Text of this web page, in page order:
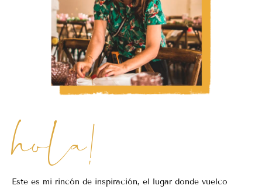
hola!
Este es mi rincón de inspiración, el lugar donde vuelco